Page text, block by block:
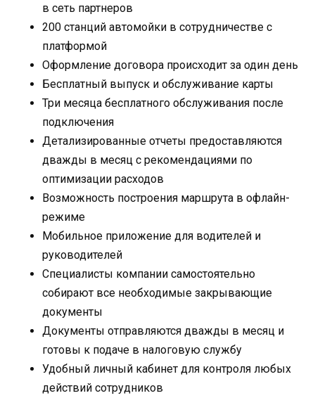
в сеть партнеров
200 станций автомойки в сотрудничестве с
платформой
Оформление договора происходит за один день
Бесплатный выпуск и обслуживание карты
Три месяца бесплатного обслуживания после
подключения
Детализированные отчеты предоставляются
дважды в месяц с рекомендациями по
оптимизации расходов
Возможность построения маршрута в офлайн-
режиме
Мобильное приложение для водителей и
руководителей
Специалисты компании самостоятельно
собирают все необходимые закрывающие
документы
Документы отправляются дважды в месяц и
готовы к подаче в налоговую службу
Удобный личный кабинет для контроля любых
действий сотрудников